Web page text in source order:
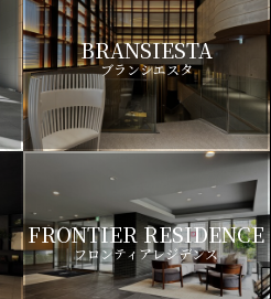
BRANSIESTA
ブランシエスタ
FRONTIER RESIDENCE
フロンティアレジデンス